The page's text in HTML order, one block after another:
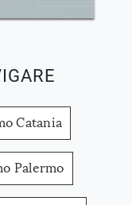
Catania
Palermo